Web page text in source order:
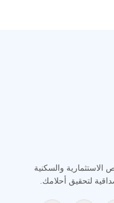
والسكنية
لتحقيق أحلامك.